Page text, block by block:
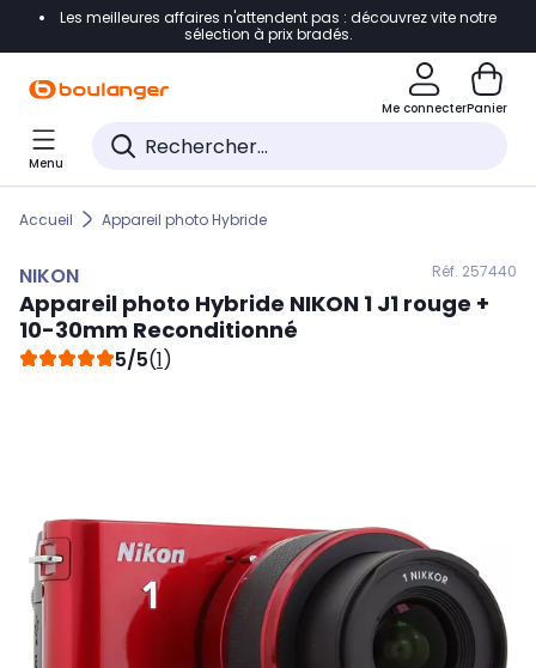
Accéder directement à la navigation
Accéder directement au pied de page
Accéder directement au chatbot
Les meilleures affaires n'attendent pas : découvrez vite notre
sélection à prix bradés.
Me connecterPanier
Menu
Accueil Appareil photo Hybride
NIKON Réf. 257440
Appareil photo Hybride NIKON 1 J1 rouge +
10-30mm Reconditionné
5/5(1)